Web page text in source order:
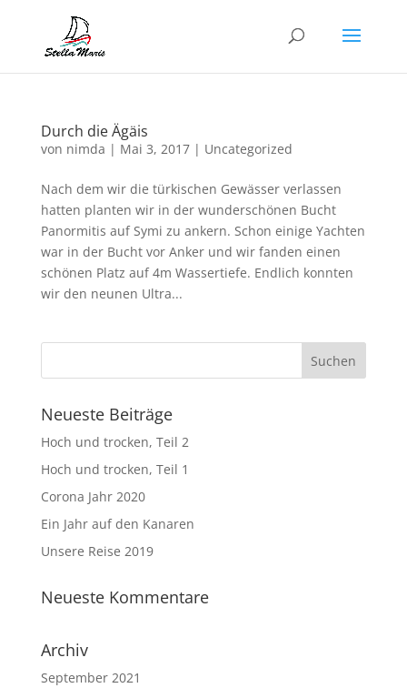
Durch die Ägäis
von nimda | Mai 3, 2017| Uncategorized
Nach dem wir die türkischen Gewässer verlassen
hatten planten wir in der wunderschönen Bucht
Panormitis auf Symi zu ankern. Schon einige Yachten
war in der Bucht vor Anker und wir fanden einen
schönen Platz auf 4m Wassertiefe. Endlich konnten
wir den neunen Ultra...
Neueste Beiträge
Hoch und trocken, Teil 2
Hoch und trocken, Teil 1
Corona Jahr 2020
Ein Jahr auf den Kanaren
Unsere Reise 2019
Neueste Kommentare
Archiv
September 2021